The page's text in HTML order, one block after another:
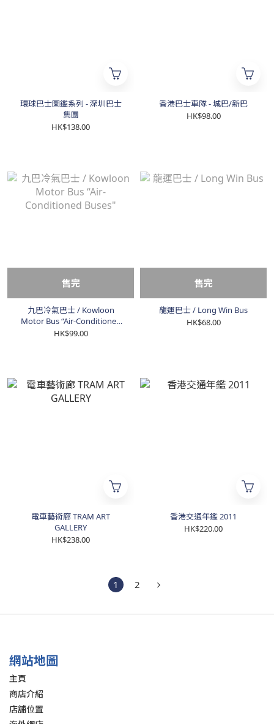
環球巴士圖鑑系列 - 深圳巴士
集團
HK$138.00
香港巴士車隊 - 城巴/新巴
HK$98.00
售完
九巴冷氣巴士 / Kowloon
Motor Bus “Air-Conditioned
Buses"
HK$99.00
售完
龍運巴士 / Long Win Bus
HK$68.00
電車藝術廊 TRAM ART
GALLERY
HK$238.00
香港交通年鑑 2011
HK$220.00
1 2
網站地圖
主頁
商店介紹
店舖位置